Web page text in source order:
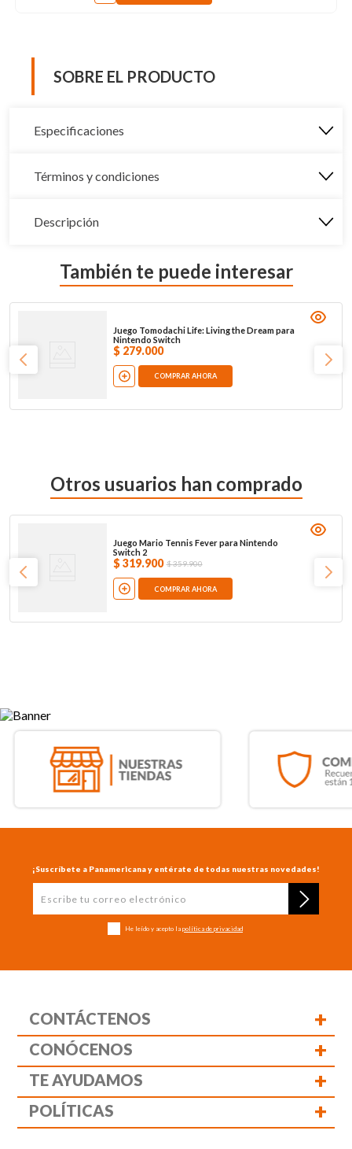
SOBRE EL PRODUCTO
Especificaciones
Términos y condiciones
Descripción
También te puede interesar
Juego Tomodachi Life: Living the Dream para
Nintendo Switch
$ 279.000
COMPRAR AHORA
Otros usuarios han comprado
Juego Mario Tennis Fever para Nintendo
Switch 2
$ 319.900 $359.900
COMPRAR AHORA
¡Suscríbete a Panamericana y entérate de todas nuestras novedades!
He leído y acepto la política de privacidad
CONTÁCTENOS +
CONÓCENOS +
TE AYUDAMOS +
POLÍTICAS +